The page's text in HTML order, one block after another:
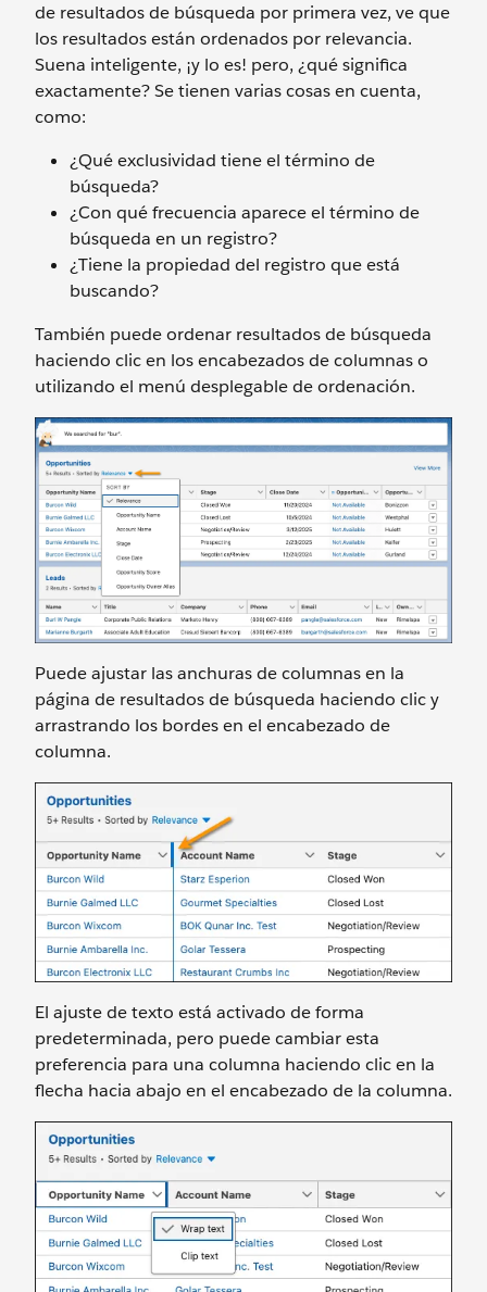
de resultados de búsqueda por primera vez, ve que
los resultados están ordenados por relevancia.
Suena inteligente, ¡y lo es! pero, ¿qué significa
exactamente? Se tienen varias cosas en cuenta,
como:
¿Qué exclusividad tiene el término de
búsqueda?
¿Con qué frecuencia aparece el término de
búsqueda en un registro?
¿Tiene la propiedad del registro que está
buscando?
También puede ordenar resultados de búsqueda
haciendo clic en los encabezados de columnas o
utilizando el menú desplegable de ordenación.
Puede ajustar las anchuras de columnas en la
página de resultados de búsqueda haciendo clic y
arrastrando los bordes en el encabezado de
columna.
El ajuste de texto está activado de forma
predeterminada, pero puede cambiar esta
preferencia para una columna haciendo clic en la
flecha hacia abajo en el encabezado de la columna.